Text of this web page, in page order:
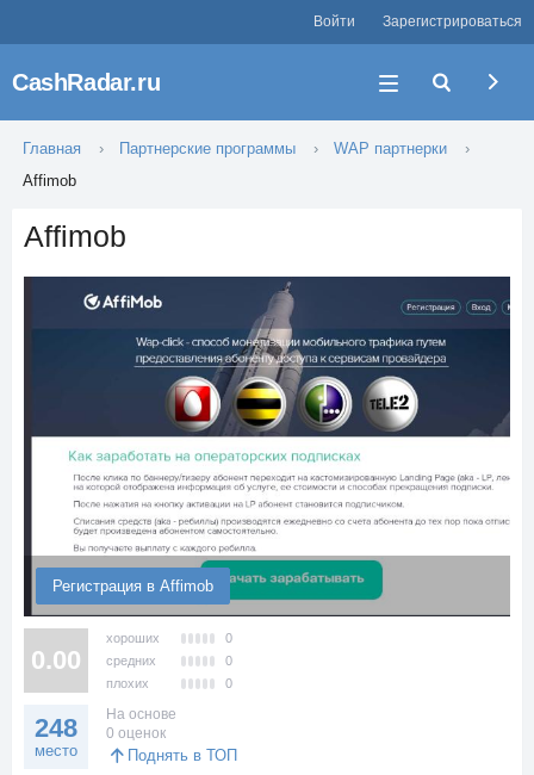
Войти Зарегистрироваться
CashRadar.ru
Главная Партнерские программы
WAP партнерки
Affimob
Affimob
Регистрация в Affimob
0.00
хороших
0
средних
0
плохих
0
248
место
На основе
0 оценок
Поднять в ТОП